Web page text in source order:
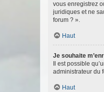
vous enregistrez
juridiques et ne
forum ? ».
Haut
Je souhaite
Il est possible
administrateur du
Haut